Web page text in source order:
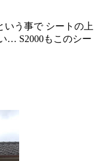
う事で シートの上
… S2000もこのシー